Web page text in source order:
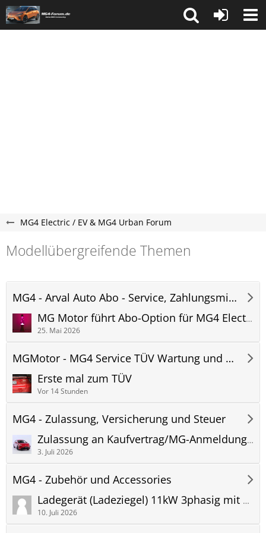
MG4 Electric / EV & MG4 Urban Forum
Modellübergreifende Themen
MG4 - Arval Auto Abo - Service, Zahlungsmittel und Fragen zur Abbuchung.
MG Motor führt Abo-Option für MG4 Electric ein - Arval Auto Abo
25. Mai 2026
MGMotor - MG4 Service TÜV Wartung und Garantie
Erste mal zum TÜV
Vor 14 Stunden
MG4 - Zulassung, Versicherung und Steuer
Zulassung an Kaufvertrag/MG-Anmeldung geknüpft?!
3. Juli 2026
MG4 - Zubehör und Accessories
Ladegerät (Ladeziegel) 11kW 3phasig mit Homeassistant steuerbar
10. Juli 2026